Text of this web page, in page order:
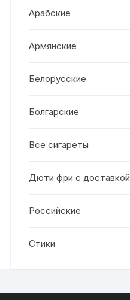
Арабские
Армянские
Белорусские
Болгарские
Все сигареты
Дюти фри с доставкой
Российские
Стики